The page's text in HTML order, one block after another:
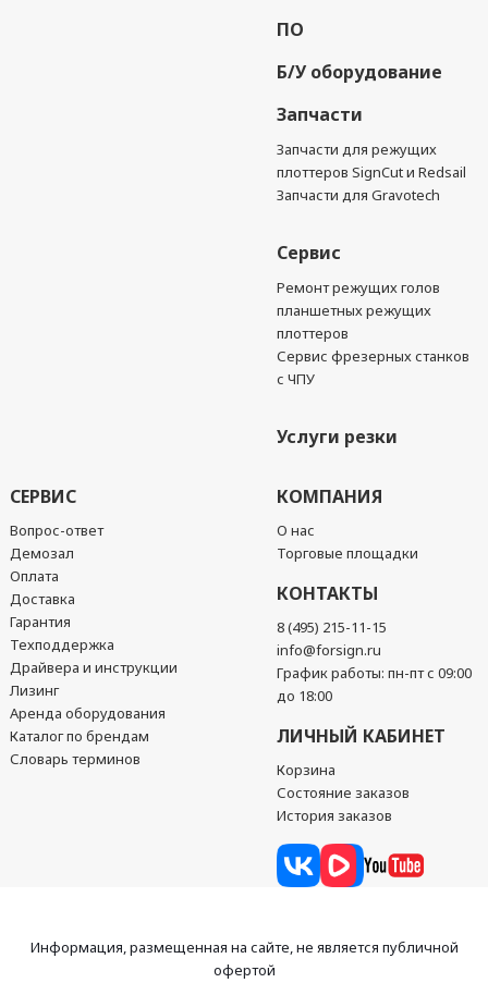
ПО
Б/У оборудование
Запчасти
Запчасти для режущих
плоттеров SignCut и Redsail
Запчасти для Gravotech
Сервис
Ремонт режущих голов
планшетных режущих
плоттеров
Сервис фрезерных станков
с ЧПУ
Услуги резки
СЕРВИС
Вопрос-ответ
Демозал
Оплата
Доставка
Гарантия
Техподдержка
Драйвера и инструкции
Лизинг
Аренда оборудования
Каталог по брендам
Словарь терминов
КОМПАНИЯ
О нас
Торговые площадки
КОНТАКТЫ
8 (495) 215-11-15
info@forsign.ru
График работы: пн-пт с 09:00
до 18:00
ЛИЧНЫЙ КАБИНЕТ
Корзина
Состояние заказов
История заказов
Информация, размещенная на сайте, не является публичной
офертой